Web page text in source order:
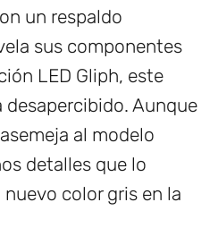
un respaldo
sus componentes
LED Gliph, este
Aunque
al modelo
detalles que lo
color gris en la